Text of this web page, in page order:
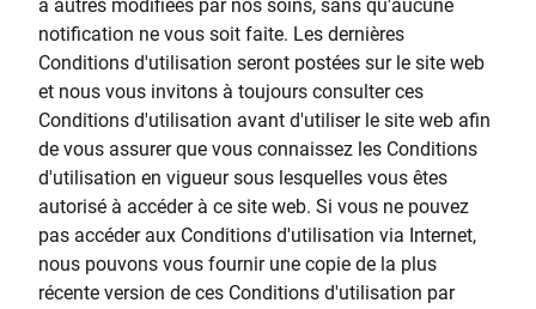
à autres modifiées par nos soins, sans qu'aucune
notification ne vous soit faite. Les dernières
Conditions d'utilisation seront postées sur le site web
et nous vous invitons à toujours consulter ces
Conditions d'utilisation avant d'utiliser le site web afin
de vous assurer que vous connaissez les Conditions
d'utilisation en vigueur sous lesquelles vous êtes
autorisé à accéder à ce site web. Si vous ne pouvez
pas accéder aux Conditions d'utilisation via Internet,
nous pouvons vous fournir une copie de la plus
récente version de ces Conditions d'utilisation par